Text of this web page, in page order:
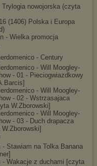
nowojorska (czyta
(1406) Polska i Europa
- Wielka promocja
- Century
- Will Moogley-
- 01 - Pieciogwiazdkowy
- Will Moogley-
- 02 - Wstrzasajaca
W.Zborowski]
- Will Moogley-
- 03 - Duch drapacza
- Stawiam na Tolka Banana
- Wakacje z duchami [czyta